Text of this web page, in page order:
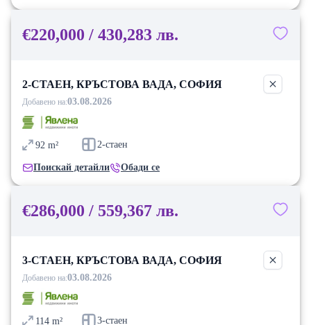
€220,000 / 430,283 лв.
2-СТАЕН, КРЪСТОВА ВАДА, СОФИЯ
Добавено на:03.08.2026
92 m² 2-стаен
Поискай детайли Обади се
€286,000 / 559,367 лв.
3-СТАЕН, КРЪСТОВА ВАДА, СОФИЯ
Добавено на:03.08.2026
114 m² 3-стаен